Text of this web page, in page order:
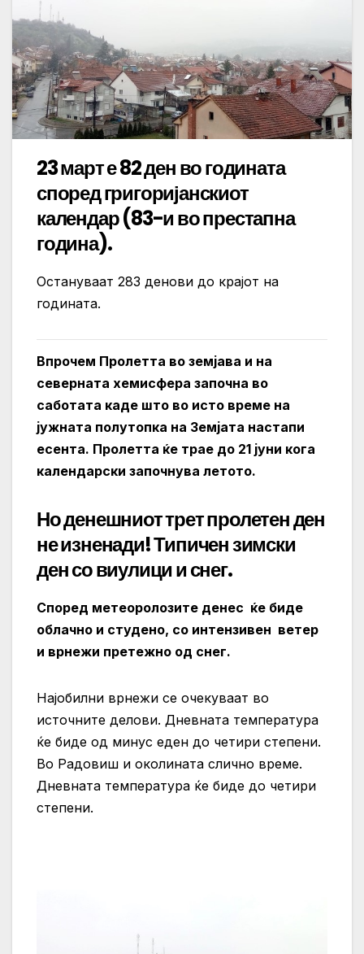
23 март е 82 ден во годината
според григоријанскиот
календар (83-и во престапна
година).
Остануваат 283 денови до крајот на
годината.
Впрочем Пролетта во земјава и на
северната хемисфера зaпочна во
саботата каде што во исто време на
јужната полутопка на Земјата настапи
есента. Пролетта ќе трае до 21 јуни кога
календарски започнува летото.
Но денешниот трет пролетен ден
не изненади! Типичен зимски
ден со виулици и снег.
Според метеоролозите денес ќе биде
облачно и студено, со интензивен ветер
и врнежи претежно од снег.
Најобилни врнежи се очекуваат во
источните делови. Дневната температура
ќе биде од минус еден до четири степени.
Во Радовиш и околината слично време.
Дневната температура ќе биде до четири
степени.